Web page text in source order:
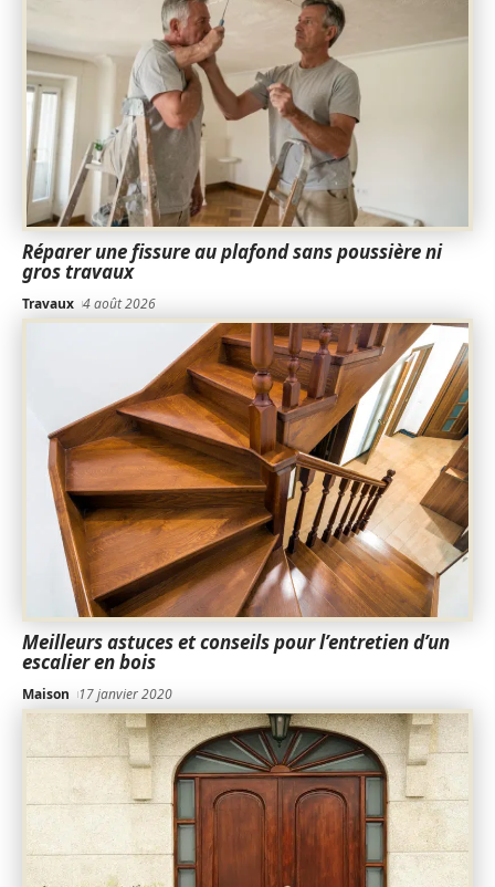
Réparer une fissure au plafond sans poussière ni
gros travaux
Travaux 4 août 2026
Meilleurs astuces et conseils pour l’entretien d’un
escalier en bois
Maison 17 janvier 2020